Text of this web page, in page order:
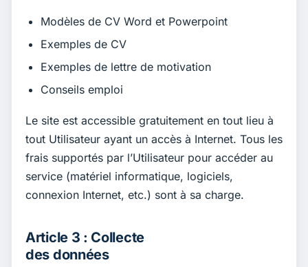
Modèles de CV Word et Powerpoint
Exemples de CV
Exemples de lettre de motivation
Conseils emploi
Le site est accessible gratuitement en tout lieu à
tout Utilisateur ayant un accès à Internet. Tous les
frais supportés par l’Utilisateur pour accéder au
service (matériel informatique, logiciels,
connexion Internet, etc.) sont à sa charge.
Article 3 : Collecte
des données